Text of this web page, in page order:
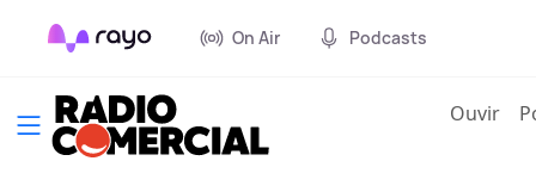
On Air Podcasts
Ouvir